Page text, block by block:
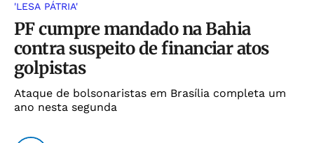
'LESA PÁTRIA'
PF cumpre mandado na Bahia
contra suspeito de financiar atos
golpistas
Ataque de bolsonaristas em Brasília completa um
ano nesta segunda